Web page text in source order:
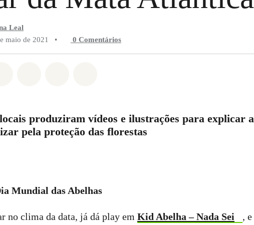
Leal
maio de 2021
• 0 Comentários
produziram vídeos e ilustrações para explicar
pela proteção das florestas
Mundial das Abelhas
no clima da data, já dá play em Kid Abelha – Nada Sei
,